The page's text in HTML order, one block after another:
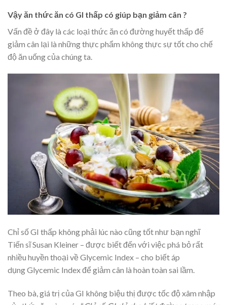
Vậy ăn thức ăn có GI thấp có giúp bạn giảm cân ?
Vấn đề ở đây là các loại thức ăn có đường huyết thấp để
giảm cân lại là những thực phẩm không thực sự tốt cho chế
độ ăn uống của chúng ta.
Chỉ số GI thấp không phải lúc nào cũng tốt như bạn nghĩ
Tiến sĩ Susan Kleiner – được biết đến với việc phá bỏ rất
nhiều huyền thoại về Glycemic Index – cho biết áp
dụng Glycemic Index để giảm cân là hoàn toàn sai lầm.
Theo bà, giá trị của GI không biệu thị được tốc độ xâm nhập